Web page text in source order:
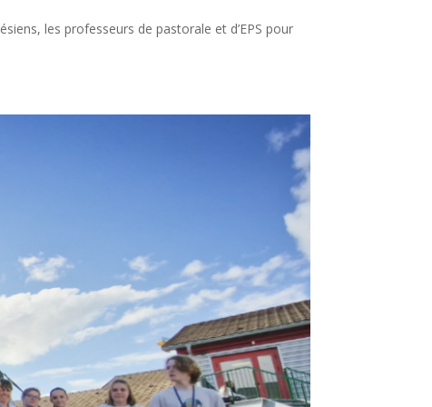
les professeurs de pastorale et d’EPS pour